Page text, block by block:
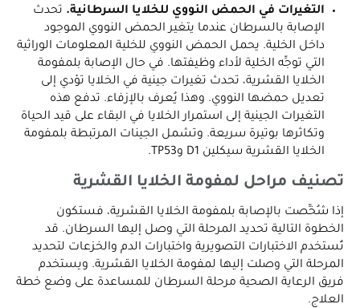
التغيرات في الحمض النووي للخلايا السرطانية. تحدث
الإصابة بالسرطان عندما يتغير الحمض النووي الموجود
داخل الخلية. يحمل الحمض النووي للخلية المعلومات الوراثية
التي توجِّه الخلية لأداء وظيفتها. في حال الإصابة بلمفومة
الخلايا القشرية، تحدث تغيرات جينية في الخلايا تؤدي إلى
تعديل حمضها النووي. وهذا يُعرف بالإزفاء. تدفع هذه
التغيرات الجينية إلى استمرار الخلايا في البقاء على قيد الحياة
وتكاثرها بوتيرة سريعة. وتشمل الجينات المرتبطة بلمفومة
الخلايا القشرية سيكلين D1 وTP53.
تصنيف مراحل لمفومة الخلايا القشرية
إذا شُخِّصت بالإصابة بلمفومة الخلايا القشرية، فستكون
الخطوة التالية تحديد المرحلة التي وصل إليها السرطان. قد
تُستخدم الاختبارات التصويرية واختبارات الدم والخزعات لتحديد
المرحلة التي وصلت إليها لمفومة الخلايا القشرية. ويستخدم
فريق الرعاية الصحية مرحلة السرطان للمساعدة على وضع خطة
العلاج.